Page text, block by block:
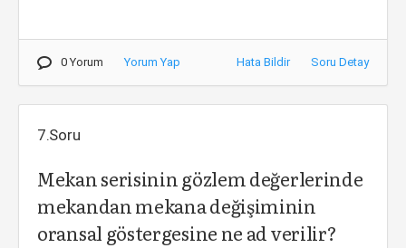
0 Yorum Yorum Yap Hata Bildir Soru Detay
7.Soru
Mekan serisinin gözlem değerlerinde
mekandan mekana değişiminin
oransal göstergesine ne ad verilir?